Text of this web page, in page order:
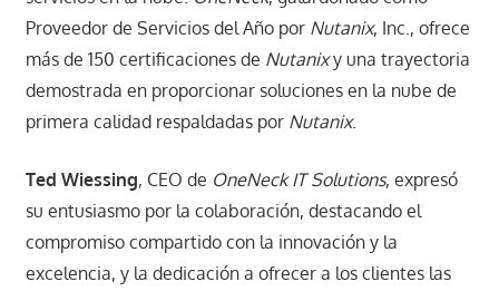
Proveedor de Servicios del Año por Nutanix, Inc., ofrece
más de 150 certificaciones de Nutanixy una trayectoria
demostrada en proporcionar soluciones en la nube de
primera calidad respaldadas por Nutanix.
Ted Wiessing, CEO de OneNeck IT Solutions, expresó
su entusiasmo por la colaboración, destacando el
compromiso compartido con la innovación y la
excelencia, y la dedicación a ofrecer a los clientes las